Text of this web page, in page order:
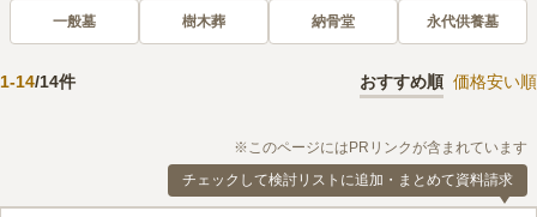
一般墓 樹木葬 納骨堂 永代供養墓
1-14/14件 おすすめ順 価格安い順
※このページにはPRリンクが含まれています
チェックして検討リストに追加・まとめて資料請求